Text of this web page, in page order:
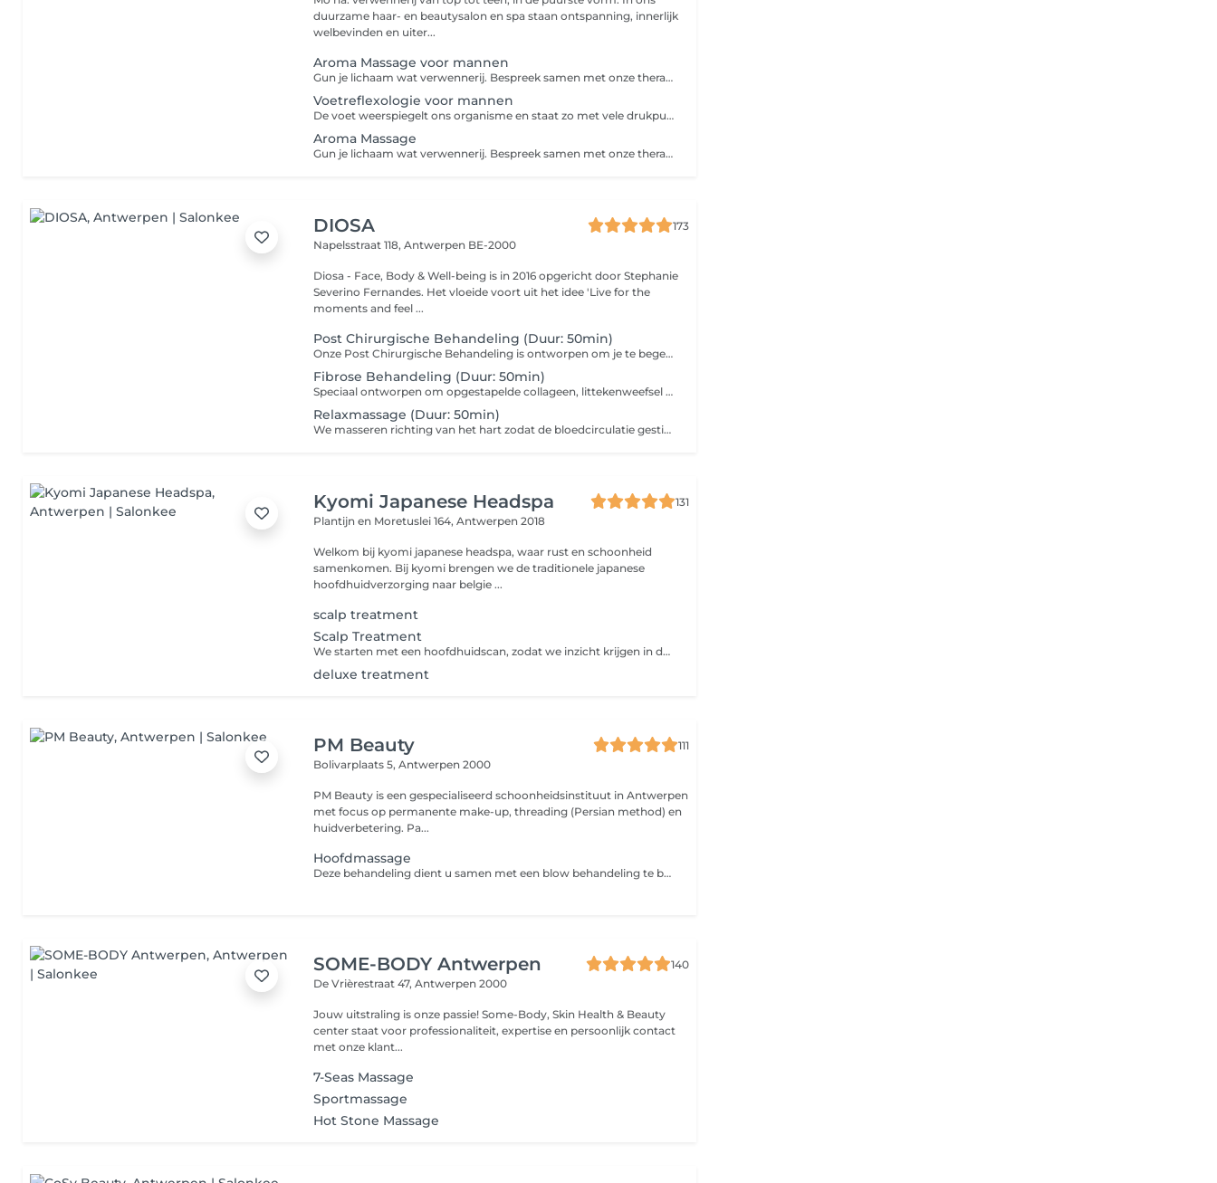
duurzame haar- en beautysalon en spa staan ontspanning, innerlijk
welbevinden en uiter...
Aroma Massage voor mannen
Gun je lichaam wat verwennerij. Bespreek samen met onze therapeut waar er blokkades zitten en ontdek welke technieken doeltreffend werken. Tijdens een korte geurreis kies je het Aveda Aroma dat je doorheen de massage zal vergezellen.
Voetreflexologie voor mannen
De voet weerspiegelt ons organisme en staat zo met vele drukpunten in verbinding met de organen en ons gehele lichaam. Voetreflexologie geeft je een totale ontspanning van het lichaam en een betere bloed- en energiedoorstroming.
Aroma Massage
Gun je lichaam wat verwennerij. Bespreek samen met onze therapeut waar de blokkades zitten en ontdek welke technieken doeltreffend werken. Tijdens een korte geurreis kies je het Aveda aroma dat je doorheen de massage zal vergezellen.
DIOSA
173
Napelsstraat 118,Antwerpen BE-2000
Diosa - Face, Body & Well-being is in 2016 opgericht door Stephanie
Severino Fernandes. Het vloeide voort uit het idee 'Live for the
moments and feel ...
Post Chirurgische Behandeling (Duur: 50min)
Onze Post Chirurgische Behandeling is ontworpen om je te begeleiden en te ondersteunen na diverse ingrepen zoals liposuctie, tummy tuck, BBL, mommy make-over, buikwandcorrectie, borstlift, borstvergroting, bootylift, facelift, en meer. Ons gespecialiseerde team biedt zorgvuldige en deskundige nazorg om je herstel te bevorderen en eventuele ongemakken te verlichten. Duur: 50min Kuur van 10, 20 of 30 sessies mogelijk
Fibrose Behandeling (Duur: 50min)
Speciaal ontworpen om opgestapelde collageen, littekenweefsel en vocht na chirurgische ingrepen aan te pakken. Ervaar verlichting en verbetering in het herstelproces met behulp van onze doeltreffende massage. Duur: 50min Kuur van 10 sessies mogelijk
Relaxmassage (Duur: 50min)
We masseren richting van het hart zodat de bloedcirculatie gestimuleerd wordt. Afvalstoffen worden verwijderd en knopen worden uit de spieren gehaald. De doorbloeding wordt bevorderd. Duur: 50min Kuur van 10 sessies mogelijk Tijdens de relaxmassage vloeien spanningen die in voorbije periode werden opgebouwd weg en komt de geest tot rust. De massage werkt ook preventief en zorgt dat stress en vervelende situaties makkelijker los gelaten kunnen worden en niet opgeslagen worden in het lichaam.
Kyomi Japanese Headspa
131
Plantijn en Moretuslei 164,Antwerpen 2018
Welkom bij kyomi japanese headspa, waar rust en schoonheid
samenkomen. Bij kyomi brengen we de traditionele japanese
hoofdhuidverzorging naar belgie ...
scalp treatment
Scalp Treatment
We starten met een hoofdhuidscan, zodat we inzicht krijgen in de conditie van jouw hoofdhuid. Denk aan vetgehalte, droogte, schilfers of verstoppingen. dubbele reiniging van de hoofdhuid diepwerkende exfoliatie om de dode huidcellen en productresten te verwijderen hydraterende of balancerende tonic, afgestemd op jou hoofdhuidtype gebruik van hoogwaardige haarverzorging stoombehandeling voor optimale opname van werkstof kalmerende massage &stimulatie van de bloedcirculatie Doel: een gezonde, frisse hoofdhuid die haargroei stimuleert en je een ontspannen gevoel geeft. (Dames met kort haar kan de behandeling iets korter zijn dan 60min. )
deluxe treatment
PM Beauty
111
Bolivarplaats 5,Antwerpen 2000
PM Beauty is een gespecialiseerd schoonheidsinstituut in Antwerpen
met focus op permanente make-up, threading (Persian method) en
huidverbetering. Pa...
Hoofdmassage
Deze behandeling dient u samen met een blow behandeling te boeken!
SOME-BODY Antwerpen
140
De Vrièrestraat 47,Antwerpen 2000
Jouw uitstraling is onze passie! Some-Body, Skin Health & Beauty
center staat voor professionaliteit, expertise en persoonlijk contact
met onze klant...
7-Seas Massage
Sportmassage
Hot Stone Massage